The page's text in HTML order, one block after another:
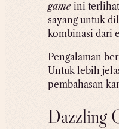
game ini terlihat
sayang untuk
kombinasi dari
Pengalaman
Untuk lebih
pembahasan
Dazzling